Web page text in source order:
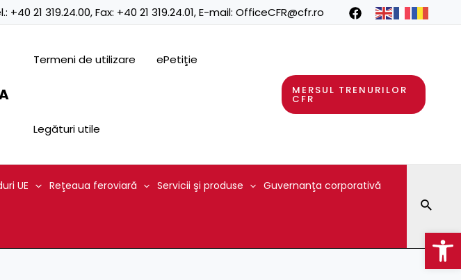
+40 21 319.24.00, Fax: +40 21 319.24.01, E-mail: OfficeCFR@cfr.ro
Termeni de utilizare ePetiţie
Legături utile
MERSUL TRENURILOR
CFR
UE Reţeaua feroviară Servicii şi produse Guvernanţa corporativă